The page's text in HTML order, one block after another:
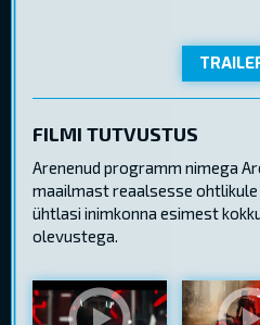
FILMI TUTVUSTUS
Arenenud programm nimega
maailmast reaalsesse
ühtlasi inimkonna esimest
olevustega.